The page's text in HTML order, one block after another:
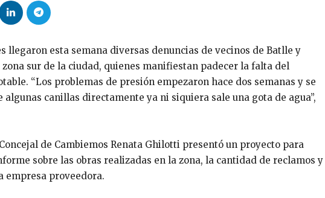
llegaron esta semana diversas denuncias de vecinos de Batlle y
zona sur de la ciudad, quienes manifiestan padecer la falta del
“Los problemas de presión empezaron hace dos semanas y se
canillas directamente ya ni siquiera sale una gota de agua”,
de Cambiemos Renata Ghilotti presentó un proyecto para
sobre las obras realizadas en la zona, la cantidad de reclamos y
empresa proveedora.